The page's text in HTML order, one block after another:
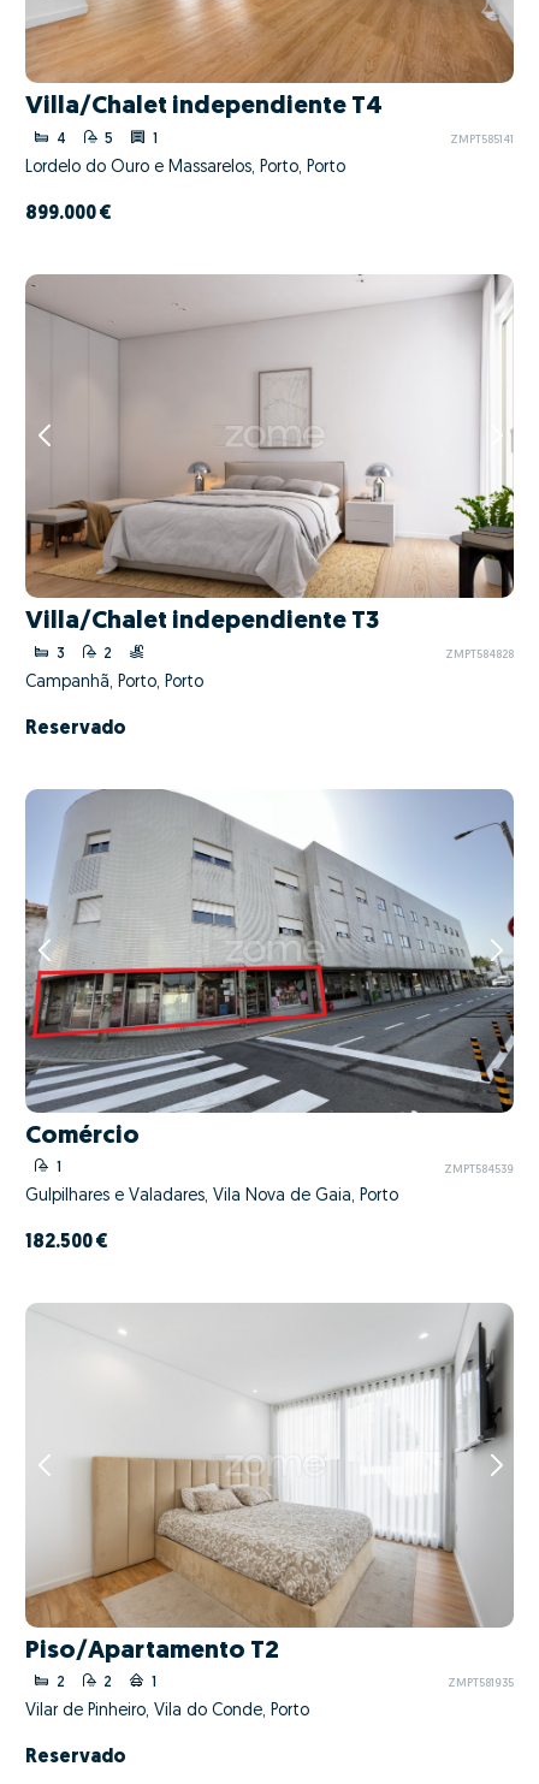
Villa/Chalet independiente T4
4 5 1 ZMPT585141
Lordelo do Ouro e Massarelos, Porto, Porto
899.000 €
Villa/Chalet independiente T3
3 2 ZMPT584828
Campanhã, Porto, Porto
Reservado
Comércio
ZMPT584539
Gulpilhares e Valadares, Vila Nova de Gaia, Porto
182.500 €
Piso/Apartamento T2
2 2 1 ZMPT581935
Vilar de Pinheiro, Vila do Conde, Porto
Reservado